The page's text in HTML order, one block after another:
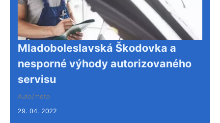
Mladoboleslavská Škodovka a
nesporné výhody autorizovaného
servisu
Auto/moto
29. 04. 2022